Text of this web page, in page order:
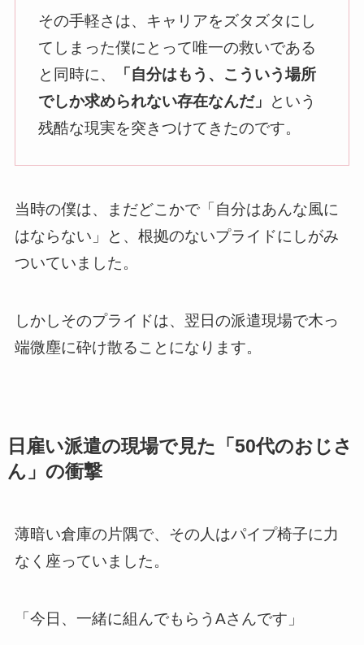
その手軽さは、キャリアをズタズタにし
てしまった僕にとって唯一の救いである
と同時に、
「自分はもう、こういう場所
でしか求められない存在なんだ」
という
残酷な現実を突きつけてきたのです。
当時の僕は、まだどこかで「自分はあんな風に
はならない」と、根拠のないプライドにしがみ
ついていました。
しかしそのプライドは、翌日の派遣現場で木っ
端微塵に砕け散ることになります。
日雇い派遣の現場で見た「50代のおじさ
ん」の衝撃
薄暗い倉庫の片隅で、その人はパイプ椅子に力
なく座っていました。
「今日、一緒に組んでもらうAさんです」